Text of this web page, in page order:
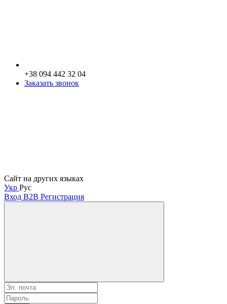
+38 094 442 32 04
Заказать звонок
Сайт на других языках
Укр Рус
Вход B2B Регистрация